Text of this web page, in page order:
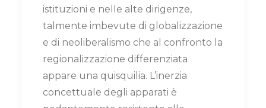
istituzioni e nelle alte dirigenze,
talmente imbevute di globalizzazione
e di neoliberalismo che al confronto la
regionalizzazione differenziata
appare una quisquilia. L’inerzia
concettuale degli apparati è